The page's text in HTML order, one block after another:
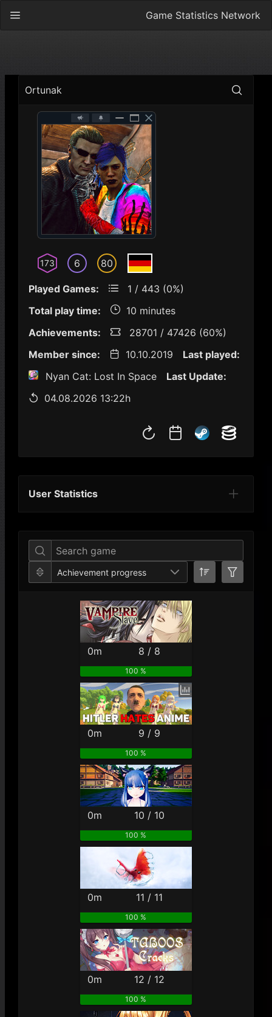
Game Statistics Network
Ortunak
173 6 80
Played Games:
1 / 443 (0%)
Total play time:
10 minutes
Achievements:
28701 / 47426 (60%)
Member since:
10.10.2019
Last played:
Nyan Cat: Lost In Space
Last Update:
04.08.2026 13:22h
User Statistics
Per Year Last Year Last Month Per
Achievement progress
0m 8 / 8
100 %
0m 9 / 9
100 %
0m 10 / 10
100 %
0m 11 / 11
100 %
0m 12 / 12
100 %